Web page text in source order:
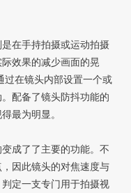
在手持拍摄或运动拍摄
效果的减少画面的晃
过在镜头内部设置一个或
配备了镜头防抖功能的
最为明显。
成了了主要的功能。不
因此镜头的对焦速度与
定一支专门用于拍摄视